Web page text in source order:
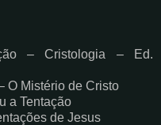
– Cristologia – Ed.
O Mistério de Cristo
a Tentação
de Jesus